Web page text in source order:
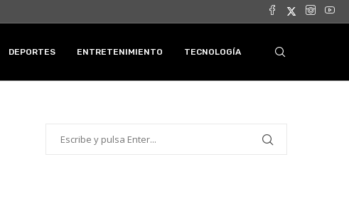
DEPORTES ENTRETENIMIENTO TECNOLOGÍA